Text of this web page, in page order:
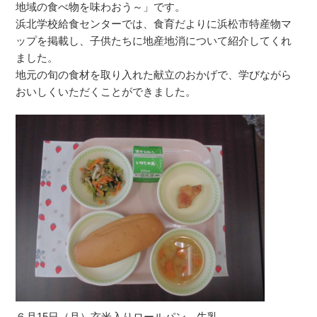
地域の食べ物を味わおう～」です。
浜北学校給食センターでは、食育だよりに浜松市特産物マ
ップを掲載し、子供たちに地産地消について紹介してくれ
ました。
地元の旬の食材を取り入れた献立のおかげで、学びながら
おいしくいただくことができました。